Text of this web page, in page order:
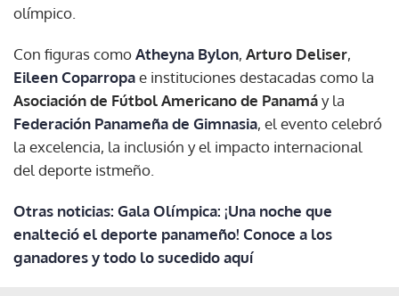
olímpico.
Con figuras comoAtheyna Bylon, Arturo Deliser,
Eileen Coparropae instituciones destacadas como la
Asociación de Fútbol Americano de Panamáy la
Federación Panameña de Gimnasia, el evento celebró
la excelencia, la inclusión y el impacto internacional
del deporte istmeño.
Otras noticias: Gala Olímpica: ¡Una noche que
enalteció el deporte panameño! Conoce a los
ganadores y todo lo sucedido aquí